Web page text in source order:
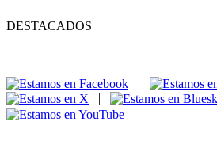
DESTACADOS
|
|